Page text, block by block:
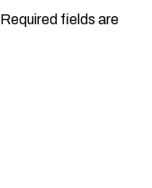
Required fields are